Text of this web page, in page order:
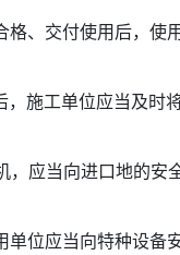
格、交付使用后，使
，施工单位应当及时
，应当向进口地的安
单位应当向特种设备